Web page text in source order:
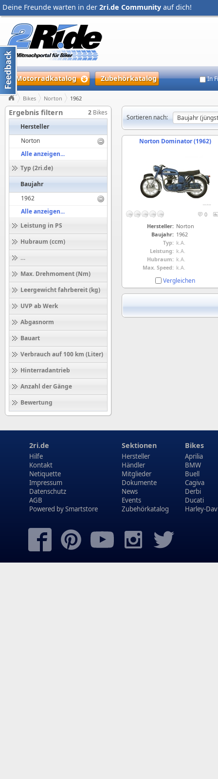
Deine Freunde warten in der 2ri.de Community auf dich!
Motorradkatalog Zubehörkatalog In
Bikes Norton 1962
Ergebnis filtern 2 Bikes
Hersteller
Norton
Alle anzeigen...
Typ (2ri.de)
Baujahr
1962
Alle anzeigen...
Leistung in PS
Hubraum (ccm)
Höchstgeschwindigkeit (km/h)
Max. Drehmoment (Nm)
Leergewicht fahrbereit (kg)
UVP ab Werk
Abgasnorm
Bauart
Verbrauch auf 100 km (Liter)
Hinterradantrieb
Anzahl der Gänge
Bewertung
Sortieren nach:
Norton Dominator (1962)
0
Hersteller: Norton
Baujahr: 1962
Typ: k.A.
Leistung: k.A.
Hubraum: k.A.
Max. Speed: k.A.
Vergleichen
2ri.de
Hilfe
Kontakt
Netiquette
Impressum
Datenschutz
AGB
Powered bySmartstore
Sektionen
Hersteller
Händler
Mitglieder
Dokumente
News
Events
Zubehörkatalog
Bikes
Aprilia
BMW
Buell
Cagiva
Derbi
Ducati
Harley-